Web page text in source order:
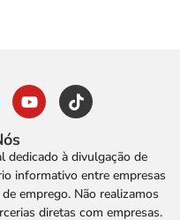
dedicado à divulgação de
informativo entre empresas
emprego. Não realizamos
diretas com empresas.